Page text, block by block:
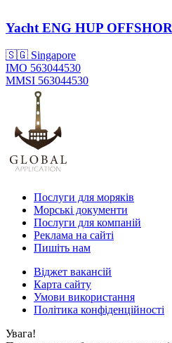
YachtENG HUP
🇸🇬 Singapore
IMO 563044530
MMSI 563044530
Послуги для моряків
Морські документи
Послуги для компаній
Реклама на сайті
Пишіть нам
Віджет вакансій
Карта сайту
Умови використання
Політика конфіденційності
Увага!